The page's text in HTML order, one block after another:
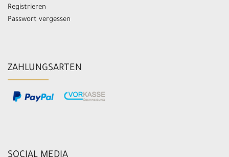
Registrieren
Passwort vergessen
ZAHLUNGSARTEN